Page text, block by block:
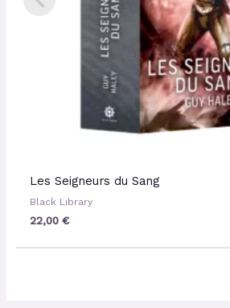
Les Seigneurs du Sang
Black Library
22,00€